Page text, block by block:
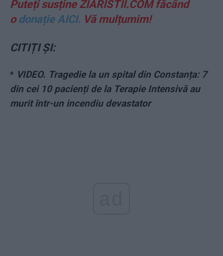
Puteți susține ZIARISTII.COM făcând
o donație AICI. Vă mulțumim!
CITIȚI ȘI:
* VIDEO. Tragedie la un spital din Constanța: 7
din cei 10 pacienți de la Terapie Intensivă au
murit într-un incendiu devastator